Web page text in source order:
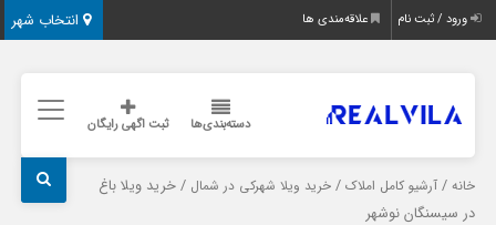
انتخاب شهر ورود / ثبت نام علاقه‌مندی ها
دسته‌بندی‌ها ثبت اگهی رایگان
خانه /آرشیو کامل املاک /خرید ویلا شهرکی در شمال / خرید ویلا باغ
در سیسنگان نوشهر